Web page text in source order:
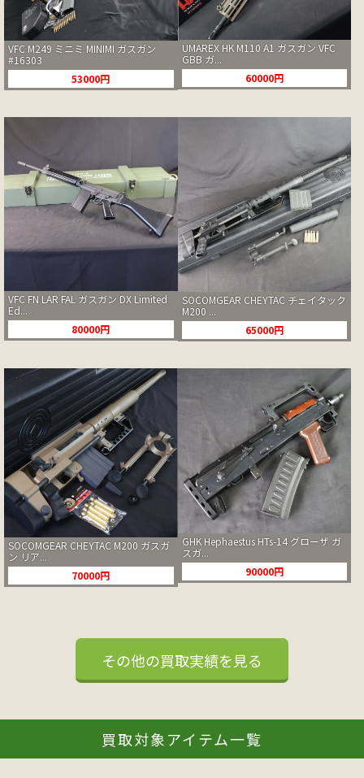
VFC M249 ミニミ MINIMI ガスガン
#16303
53000円
UMAREX HK M110 A1 ガスガン VFC
GBB ガ...
60000円
VFC FN LAR FAL ガスガン DX Limited
Ed...
80000円
SOCOMGEAR CHEYTAC チェイタック
M200 ...
65000円
SOCOMGEAR CHEYTAC M200 ガスガ
ン リア...
70000円
GHK Hephaestus HTs-14 グローザ ガ
スガ...
90000円
その他の買取実績を見る
買取対象アイテム一覧